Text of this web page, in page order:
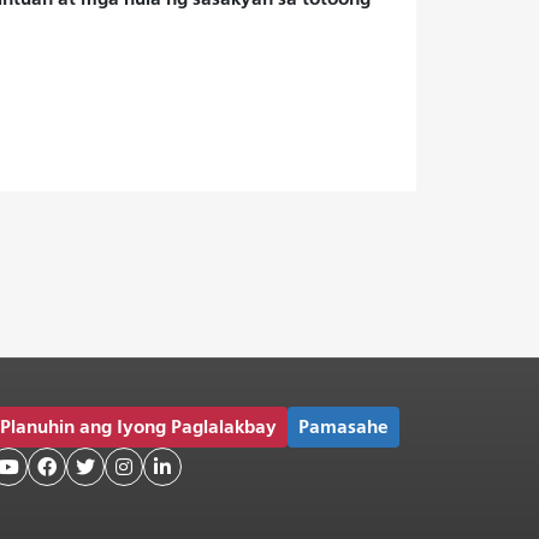
Planuhin ang Iyong Paglalakbay Pamasahe
   